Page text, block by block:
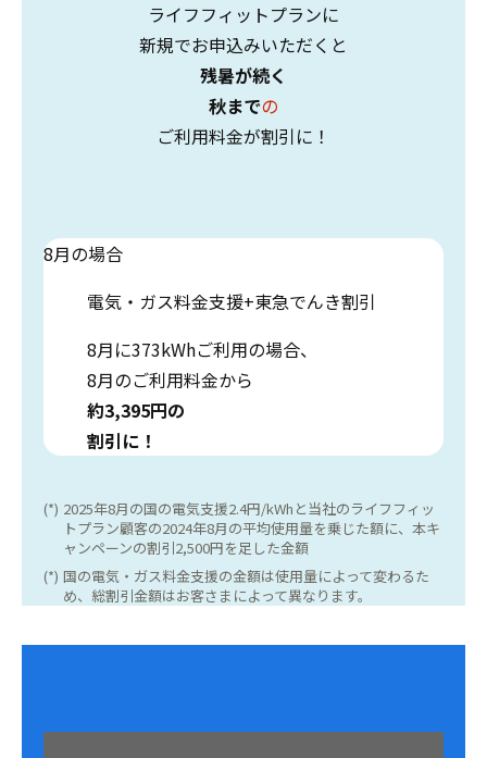
ライフフィットプランに
新規でお申込みいただくと
残暑が続く
秋までの
ご利用料金が割引に！
8月の場合
電気・ガス料金支援+東急でんき割引
8月に373kWhご利用の場合、
8月のご利用料金から
約3,395円の
割引に！
(*) 2025年8月の国の電気支援2.4円/kWhと当社のライフフィッ
トプラン顧客の2024年8月の平均使用量を乗じた額に、本キ
ャンペーンの割引2,500円を足した金額
(*) 国の電気・ガス料金支援の金額は使用量によって変わるた
め、総割引金額はお客さまによって異なります。